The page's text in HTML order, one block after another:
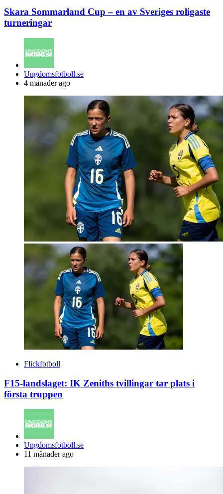
Skara Sommarland Cup – en av Sveriges roligaste
turneringar
Posted
by
Ungdomsfotboll.se
4 månader ago
Flickfotboll
F15-landslaget: IK Zeniths tvillingar tar plats i
första truppen
Posted
by
Ungdomsfotboll.se
11 månader ago